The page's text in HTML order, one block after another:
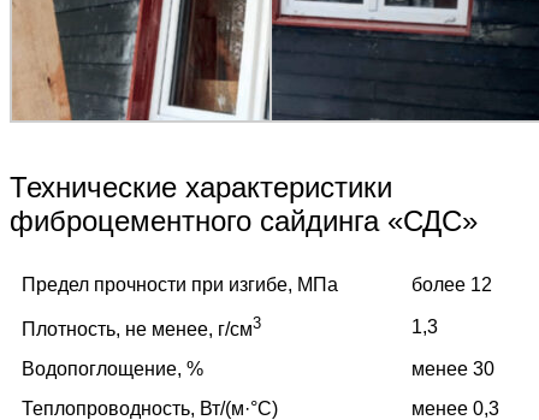
Технические характеристики
фиброцементного сайдинга «СДС»
Предел прочности при изгибе, МПа более 12
Плотность, не менее, г/см3 1,3
Водопоглощение, %
менее 30
Теплопроводность, Вт/(м·°C)
менее 0,3